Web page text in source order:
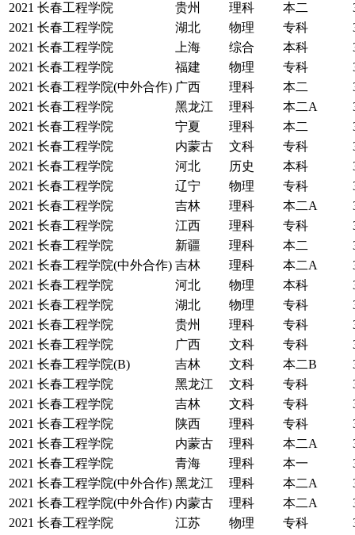
2021 长春工程学院 贵州 理科 本二
2021 长春工程学院 湖北 物理 专科
2021 长春工程学院 上海 综合 本科
2021 长春工程学院 福建 物理 专科
2021 长春工程学院(中外合作) 广西 理科 本二
2021 长春工程学院 黑龙江 理科 本二A
2021 长春工程学院 宁夏 理科 本二
2021 长春工程学院 内蒙古 文科 专科
2021 长春工程学院 河北 历史 本科
2021 长春工程学院 辽宁 物理 专科
2021 长春工程学院 吉林 理科 本二A
2021 长春工程学院 江西 理科 专科
2021 长春工程学院 新疆 理科 本二
2021 长春工程学院(中外合作) 吉林 理科 本二A
2021 长春工程学院 河北 物理 本科
2021 长春工程学院 湖北 物理 专科
2021 长春工程学院 贵州 理科 专科
2021 长春工程学院 广西 文科 专科
2021 长春工程学院(B) 吉林 文科 本二B
2021 长春工程学院 黑龙江 文科 专科
2021 长春工程学院 吉林 文科 专科
2021 长春工程学院 陕西 理科 专科
2021 长春工程学院 内蒙古 理科 本二A
2021 长春工程学院 青海 理科 本一
2021 长春工程学院(中外合作) 黑龙江 理科 本二A
2021 长春工程学院(中外合作) 内蒙古 理科 本二A
2021 长春工程学院 江苏 物理 专科